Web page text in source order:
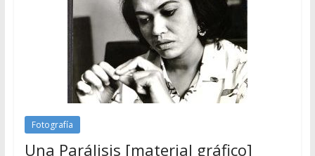
Fotografía
Una Parálisis [material gráfico]